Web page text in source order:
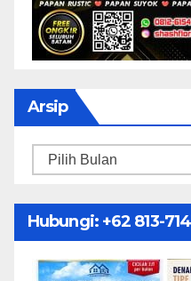
Arsip
Arsip
Hubungi: ‪+62 813-